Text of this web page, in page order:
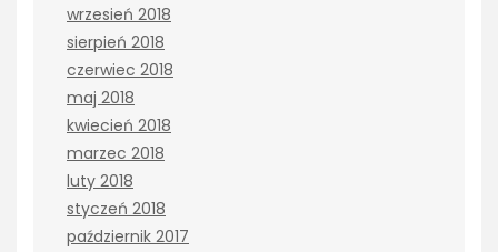
wrzesień 2018
sierpień 2018
czerwiec 2018
maj 2018
kwiecień 2018
marzec 2018
luty 2018
styczeń 2018
październik 2017